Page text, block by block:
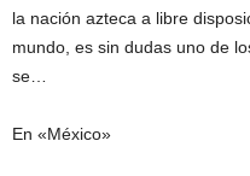
la nación azteca a libre
mundo, es sin dudas uno de
se…
En «México»